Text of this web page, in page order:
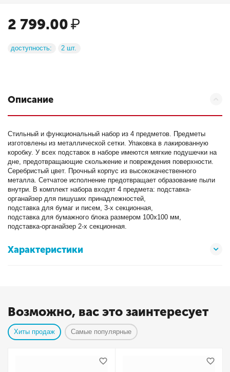
2 799.00₽
доступность: 2 шт.
Описание
Стильный и функциональный набор из 4 предметов. Предметы
изготовлены из металлической сетки. Упаковка в лакированную
коробку. У всех подставок в наборе имеются мягкие подушечки на
дне, предотвращающие скольжение и повреждения поверхности.
Серебристый цвет. Прочный корпус из высококачественного
металла. Сетчатое исполнение предотвращает образование пыли
внутри. В комплект набора входят 4 предмета: подставка-
органайзер для пишуших принадлежностей,
подставка для бумаг и писем, 3-х секционная,
подставка для бумажного блока размером 100х100 мм,
подставка-органайзер 2-х секционная.
Характеристики
Возможно, вас это заинтересует
Хиты продаж Самые популярные